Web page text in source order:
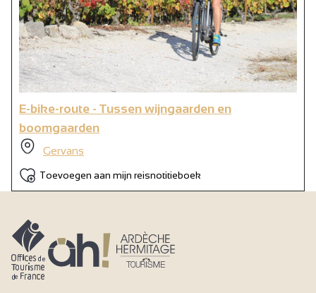
E-bike-route - Tussen wijngaarden en
boomgaarden
Gervans
Toevoegen aan mijn reisnotitieboek